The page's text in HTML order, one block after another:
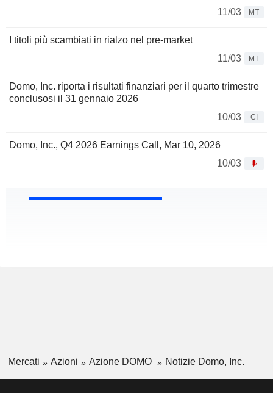
11/03
MT
I titoli più scambiati in rialzo nel pre-market
11/03
MT
Domo, Inc. riporta i risultati finanziari per il quarto trimestre
conclusosi il 31 gennaio 2026
10/03
CI
Domo, Inc., Q4 2026 Earnings Call, Mar 10, 2026
10/03
Mercati Azioni Azione DOMO Notizie Domo, Inc.